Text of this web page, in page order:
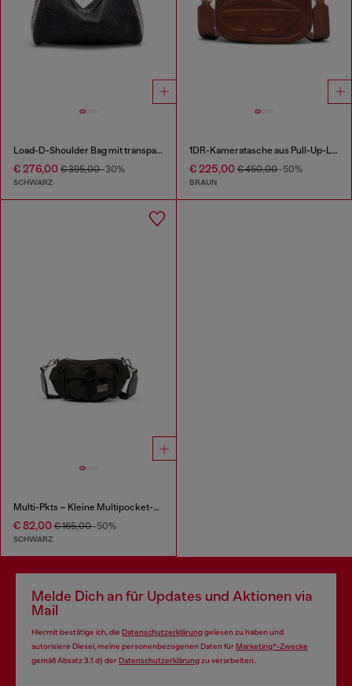
Load-D-Shoulder Bag mit transparenten ovalen D-Seiten
€ 276,00 € 395,00-30%
SCHWARZ
1DR-Kameratasche aus Pull-Up-Leder
€ 225,00€ 450,00-50%
BRAUN
Multi-Pkts – Kleine Multipocket-Utility-Tasche
€ 82,00 € 165,00-50%
SCHWARZ
Melde Dich an für Updates und Aktionen via
Mail
Hiermit bestätige ich, die Datenschutzerklärunggelesen zu haben und
autorisiere Diesel, meine personenbezogenen Daten fürMarketing*-Zwecke
gemäß Absatz 3.1 d) derDatenschutzerklärungzu verarbeiten.